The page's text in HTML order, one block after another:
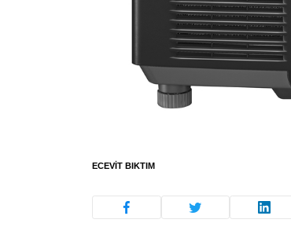
ECEVIT BIKTIM